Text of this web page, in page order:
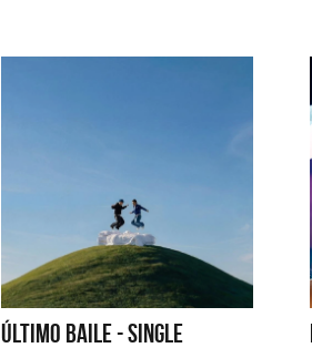
ÚLTIMO BAILE - SINGLE